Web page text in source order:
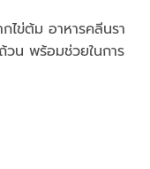
ไข่ต้ม อาหารคลีนรา
วน พร้อมช่วยในการ